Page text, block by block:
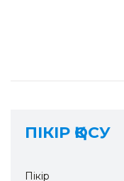
ПІКІР ҚОСУ
Пікір